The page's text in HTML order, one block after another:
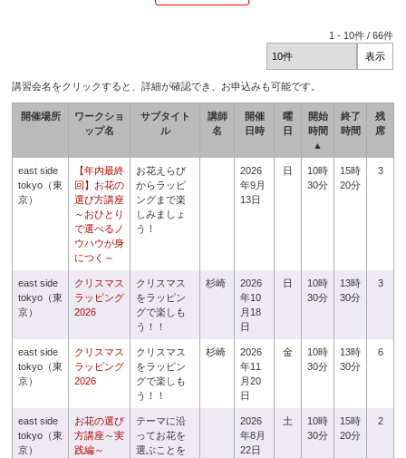
1 - 10件 /66件
講習会名をクリックすると、詳細が確認でき、お申込みも可能です。
開催場所
ワークショ
ップ名
サブタイト
ル
講師
名
開催
日時
曜
日
開始
時間
▲
終了
時間
残
席
east side
tokyo（東
京）
【年内最終
回】お花の
選び方講座
～おひとり
で選べるノ
ウハウが身
につく～
お花えらび
からラッピ
ングまで楽
しみましょ
う！
2026
年9月
13日
日
10時
30分
15時
20分
3
east side
tokyo（東
京）
クリスマス
ラッピング
2026
クリスマス
をラッピン
グで楽しも
う！！
杉崎
2026
年10
月18
日
日
10時
30分
13時
30分
3
east side
tokyo（東
京）
クリスマス
ラッピング
2026
クリスマス
をラッピン
グで楽しも
う！！
杉崎
2026
年11
月20
日
金
10時
30分
13時
30分
6
east side
tokyo（東
京）
お花の選び
方講座～実
践編～
テーマに沿
ってお花を
選ぶことを
2026
年8月
22日
土
10時
30分
15時
20分
2